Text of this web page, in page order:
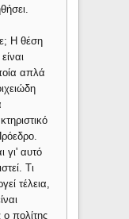
Η θέση
απλά
γι' αυτό
Τι
τέλεια,
πολίτης